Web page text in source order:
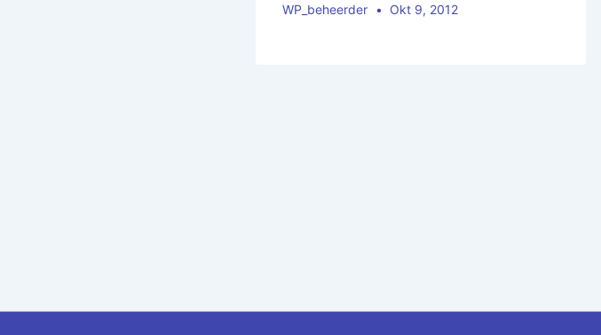
WP_beheerder Okt 9, 2012